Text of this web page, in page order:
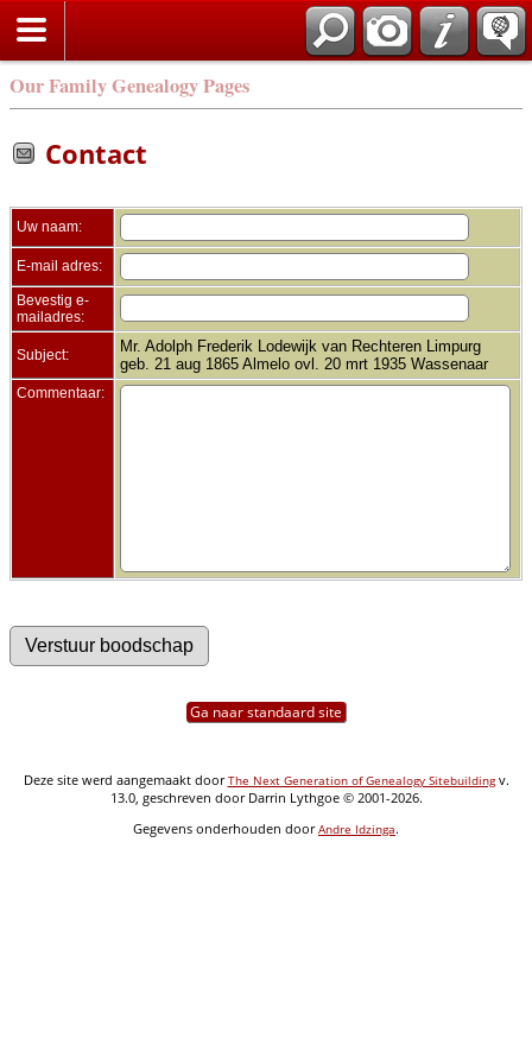
Our Family Genealogy Pages
Contact
Uw naam:
E-mail adres:
Bevestig e-
mailadres:
Subject:
Mr. Adolph Frederik Lodewijk van Rechteren Limpurg
geb. 21 aug 1865 Almelo ovl. 20 mrt 1935 Wassenaar
Commentaar:
Ga naar standaard site
Deze site werd aangemaakt doorThe Next Generation of Genealogy Sitebuildingv.
13.0, geschreven door Darrin Lythgoe © 2001-2026.
Gegevens onderhouden doorAndre Idzinga.